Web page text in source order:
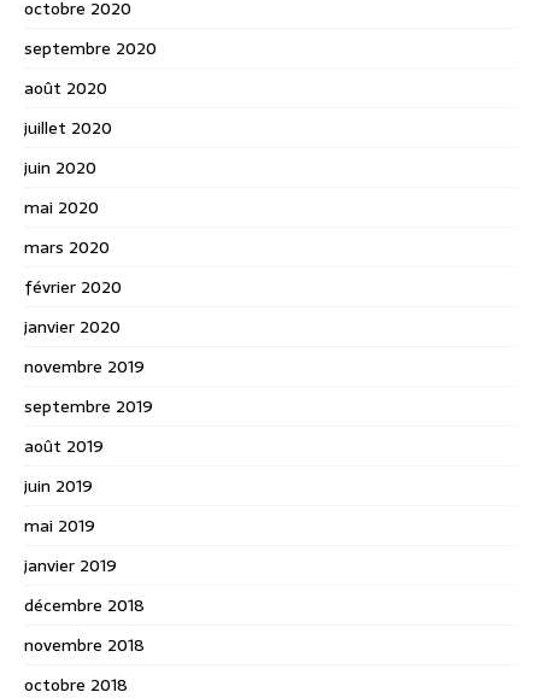
octobre 2020
septembre 2020
août 2020
juillet 2020
juin 2020
mai 2020
mars 2020
février 2020
janvier 2020
novembre 2019
septembre 2019
août 2019
juin 2019
mai 2019
janvier 2019
décembre 2018
novembre 2018
octobre 2018